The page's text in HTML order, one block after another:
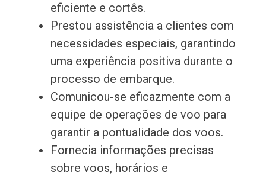
eficiente e cortês.
Prestou assistência a clientes com
necessidades especiais, garantindo
uma experiência positiva durante o
processo de embarque.
Comunicou-se eficazmente com a
equipe de operações de voo para
garantir a pontualidade dos voos.
Fornecia informações precisas
sobre voos, horários e